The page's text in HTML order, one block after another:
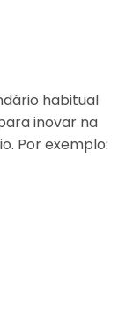
habitual
inovar na
Por exemplo: